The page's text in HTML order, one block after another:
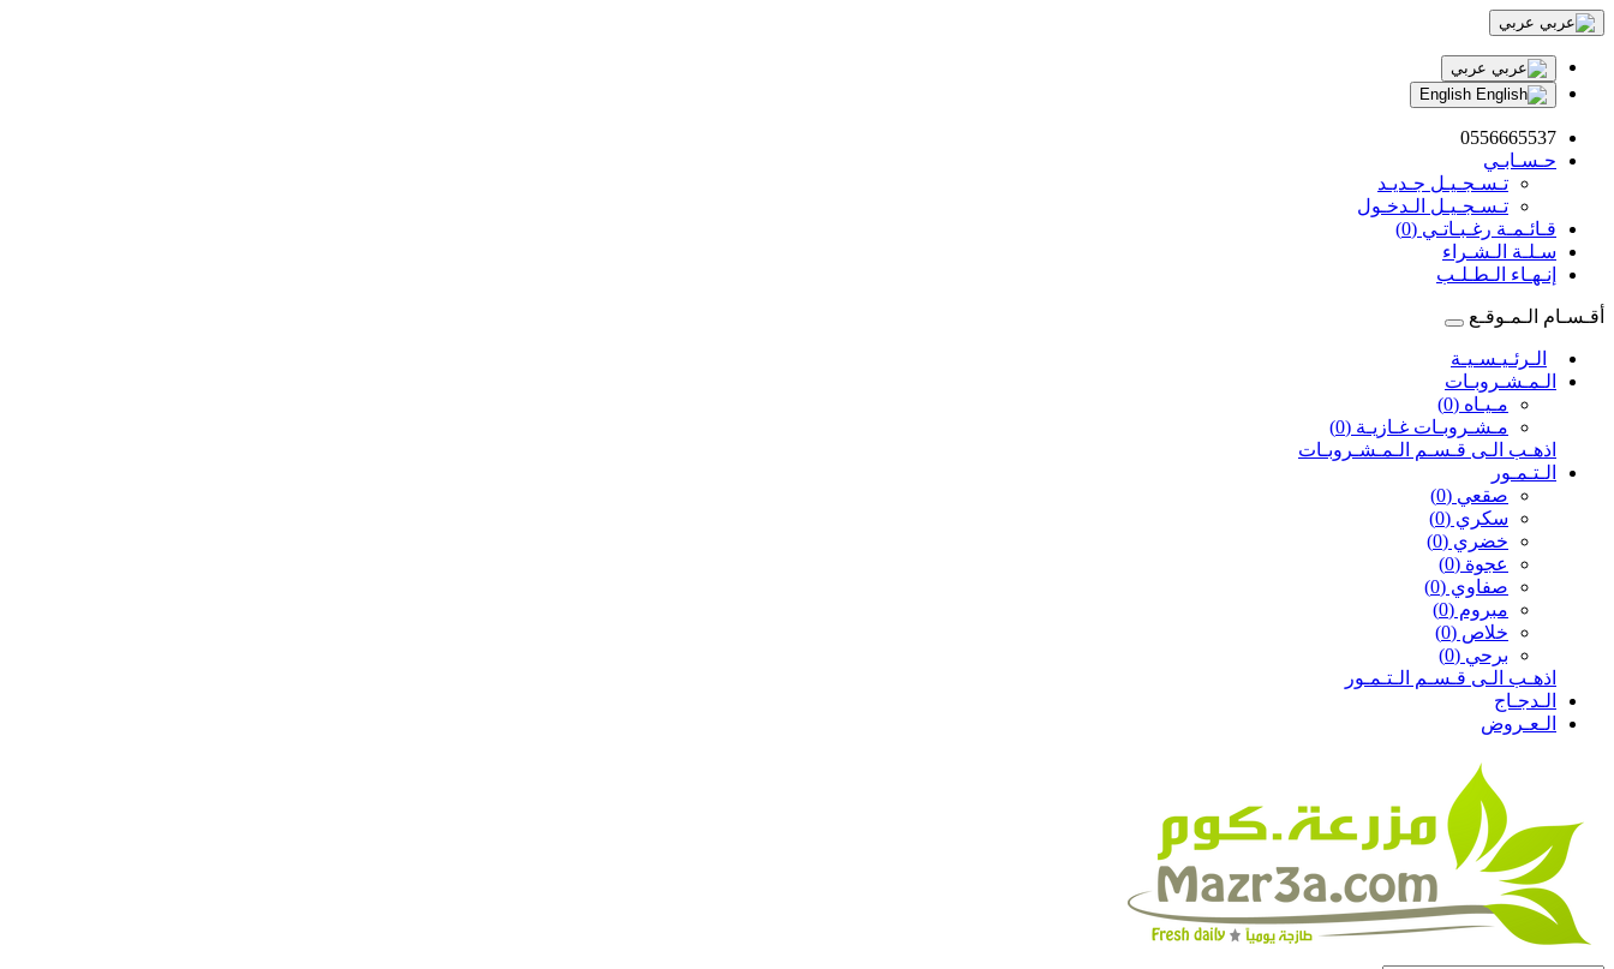
عربي
عربي
0556665537
حـسـابـي
تـسـجـيـل جـديـد
تـسـجـيـل الـدخـول
قـائـمـة رغـبـاتـي (0)
سـلـة الـشـراء
إنـهـاء الـطـلـب
أقـسـام الـمـوقـع
الـرئـيـسـيـة
الـمـشـروبـات
مـيـاه (0)
مـشـروبـات غـازيـة (0)
اذهـب الـى قـسـم الـمـشـروبـات
الـتـمـور
صقعي (0)
سكري (0)
خضري (0)
عجوة (0)
صفاوي (0)
مبروم (0)
خلاص (0)
برحي (0)
اذهـب الـى قـسـم الـتـمـور
الـدجـاج
الـعـروض